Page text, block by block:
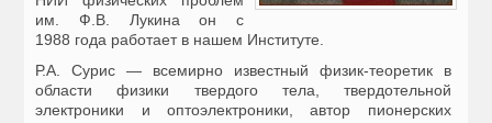
им. Ф.В. Лукина он с
1988 года работает в нашем Институте.
Р.А. Сурис — всемирно известный физик-теоретик в
области физики твердого тела, твердотельной
электроники и оптоэлектроники, автор пионерских